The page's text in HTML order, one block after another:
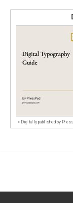
» Digitally published by